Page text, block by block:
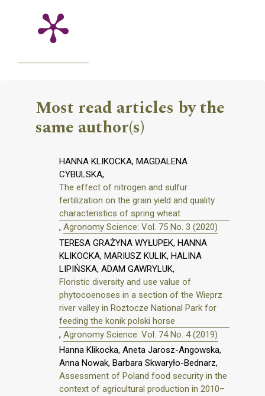
Most read articles by the
same author(s)
HANNA KLIKOCKA, MAGDALENA
CYBULSKA,
The effect of nitrogen and sulfur
fertilization on the grain yield and quality
characteristics of spring wheat
, Agronomy Science: Vol. 75 No. 3 (2020)
TERESA GRAŻYNA WYŁUPEK, HANNA
KLIKOCKA, MARIUSZ KULIK, HALINA
LIPIŃSKA, ADAM GAWRYLUK,
Floristic diversity and use value of
phytocoenoses in a section of the Wieprz
river valley in Roztocze National Park for
feeding the konik polski horse
, Agronomy Science: Vol. 74 No. 4 (2019)
Hanna Klikocka, Aneta Jarosz-Angowska,
Anna Nowak, Barbara Skwaryło-Bednarz,
Assessment of Poland food security in the
context of agricultural production in 2010–